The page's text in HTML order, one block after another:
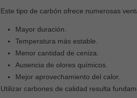
Este tipo de carbón ofrece numerosas
Mayor duración.
Temperatura más estable.
Menor cantidad de ceniza.
Ausencia de olores químicos.
Mejor aprovechamiento del calor.
Utilizar carbones de calidad resulta